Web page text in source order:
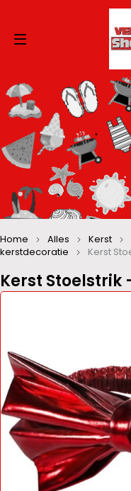
Kerst Stoelstrik
Home Alles Kerst
kerstdecoratie
Kerst